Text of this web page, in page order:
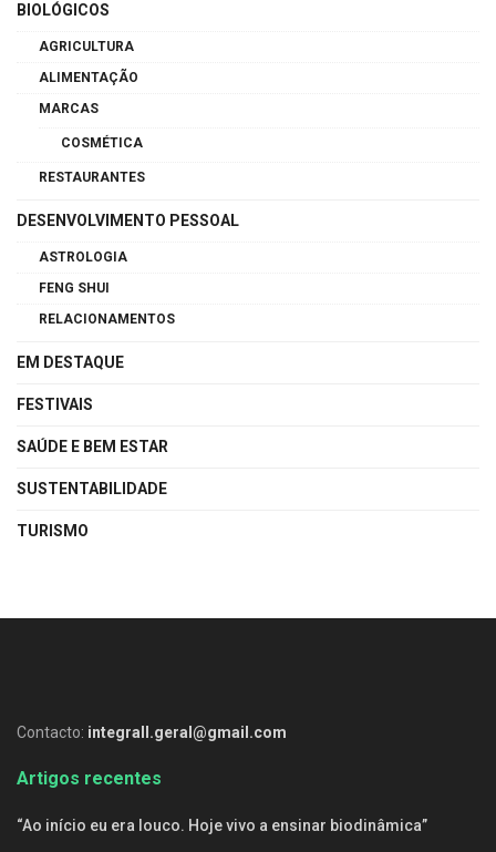
BIOLÓGICOS
AGRICULTURA
ALIMENTAÇÃO
MARCAS
COSMÉTICA
RESTAURANTES
DESENVOLVIMENTO PESSOAL
ASTROLOGIA
FENG SHUI
RELACIONAMENTOS
EM DESTAQUE
FESTIVAIS
SAÚDE E BEM ESTAR
SUSTENTABILIDADE
TURISMO
Contacto: integrall.geral@gmail.com
Artigos recentes
“Ao início eu era louco. Hoje vivo a ensinar biodinâmica”